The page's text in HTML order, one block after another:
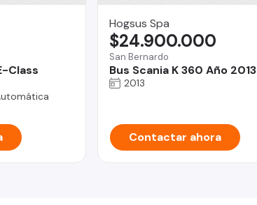
Class
Hogsus Spa
San Bernardo
Bus Scania K 360 Año 2013
$24.900.000
2013
Contactar ahora